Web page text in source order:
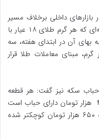
داخلی برخلاف مسیر
قیمت آن در بازارهای جهانی بود؛ بگونه‌ای که هر گرم طلای ١٨ عیار با
بهای آن در ابتدای هفته، سه
هر گرم، مبنای معاملات طلا قرار
حباب سکه نیز گفت: هر قطعه
سکه در حال حاضر هفت میلیون و ۴٠٠ هزار تومان دارای حباب است
که به نسبت میزان آن در ابتدای هفته ۶۵٠ هزار تومان کوچکتر شده